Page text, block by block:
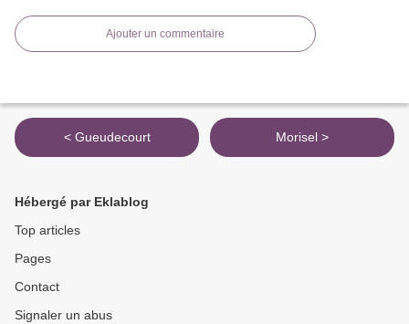
Ajouter un commentaire
< Gueudecourt Morisel >
Hébergé par Eklablog
Top articles
Pages
Contact
Signaler un abus